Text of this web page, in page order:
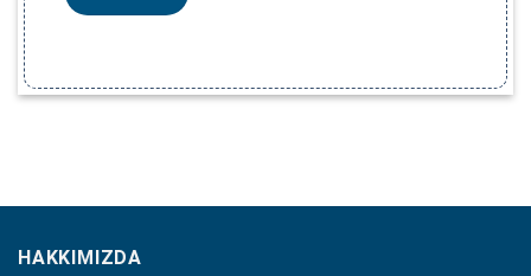
HAKKIMIZDA